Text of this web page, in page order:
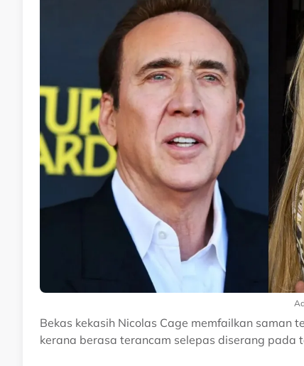
Bekas kekasih Nicolas Cage memfailkan
kerana berasa terancam selepas diserang pada